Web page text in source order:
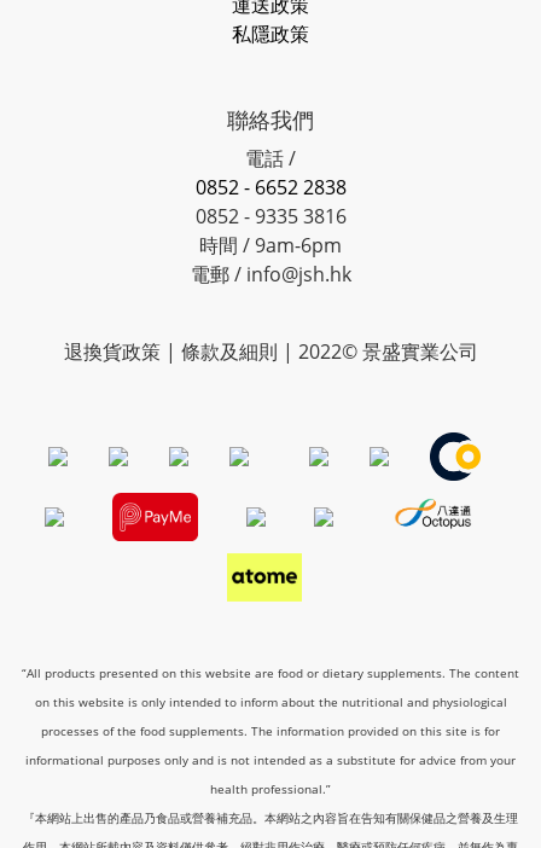
運送政策
私隱政策
聯絡我們
電話 /
0852 - 6652 2838
0852 - 9335 3816
時間 / 9am-6pm
電郵 / info@jsh.hk
退換貨政策 | 條款及細則 | 2022© 景盛實業公司
“All products presented on this website are food or dietary supplements. The content
on this website is only intended to inform about the nutritional and physiological
processes of the food supplements. The information provided on this site is for
informational purposes only and is not intended as a substitute for advice from your
health professional.”
『本網站上出售的產品乃食品或營養補充品。本網站之內容旨在告知有關保健品之營養及生理